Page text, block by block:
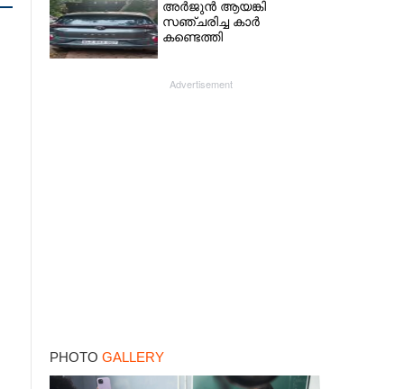
-ബെംഗളൂരു
ദേശീയപാതയിൽ 20
പേർക്ക് പരിക്ക്, നാലു
അർജുൻ ആയങ്കി
സഞ്ചരിച്ച കാർ
കണ്ടെത്തി
Advertisement
PHOTO GALLERY